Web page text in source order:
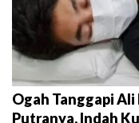
Ogah Tanggapi
Putranya, Indah